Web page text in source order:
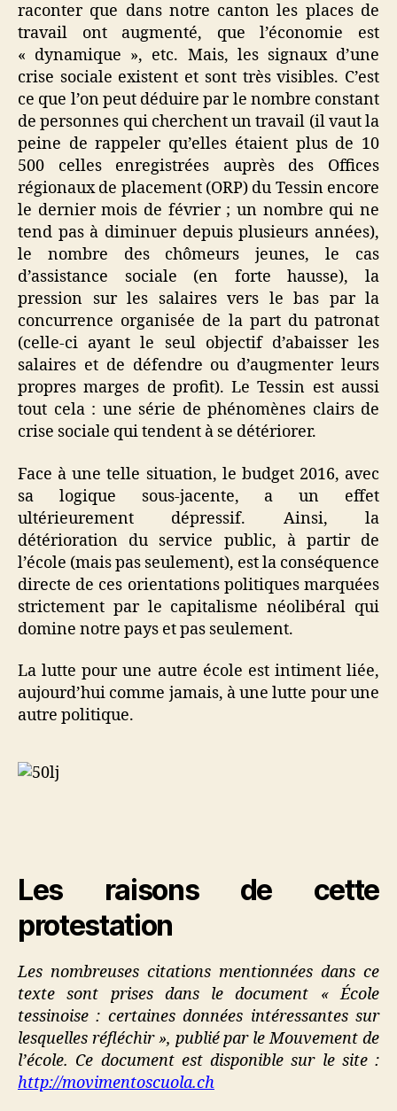
raconter que dans notre canton les places de
travail ont augmenté, que l’économie est
« dynamique », etc. Mais, les signaux d’une
crise sociale existent et sont très visibles. C’est
ce que l’on peut déduire par le nombre constant
de personnes qui cherchent un travail (il vaut la
peine de rappeler qu’elles étaient plus de 10
500 celles enregistrées auprès des Offices
régionaux de placement (ORP) du Tessin encore
le dernier mois de février ; un nombre qui ne
tend pas à diminuer depuis plusieurs années),
le nombre des chômeurs jeunes, le cas
d’assistance sociale (en forte hausse), la
pression sur les salaires vers le bas par la
concurrence organisée de la part du patronat
(celle-ci ayant le seul objectif d’abaisser les
salaires et de défendre ou d’augmenter leurs
propres marges de profit). Le Tessin est aussi
tout cela : une série de phénomènes clairs de
crise sociale qui tendent à se détériorer.
Face à une telle situation, le budget 2016, avec
sa logique sous-jacente, a un effet
ultérieurement dépressif. Ainsi, la
détérioration du service public, à partir de
l’école (mais pas seulement), est la conséquence
directe de ces orientations politiques marquées
strictement par le capitalisme néolibéral qui
domine notre pays et pas seulement.
La lutte pour une autre école est intiment liée,
aujourd’hui comme jamais, à une lutte pour une
autre politique.
Les raisons de cette
protestation
Les nombreuses citations mentionnées dans ce
texte sont prises dans le document « École
tessinoise : certaines données intéressantes sur
lesquelles réfléchir », publié par le Mouvement de
l’école. Ce document est disponible sur le site :
http://movimentoscuola.ch